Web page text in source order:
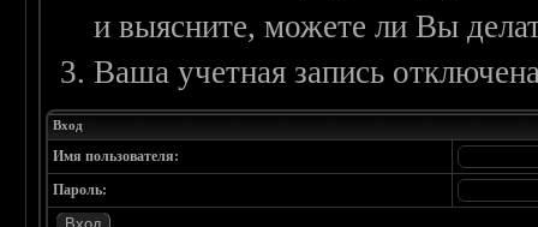
и выясните, можете ли Вы
Ваша учетная запись
Вход
Имя пользователя:
Пароль: